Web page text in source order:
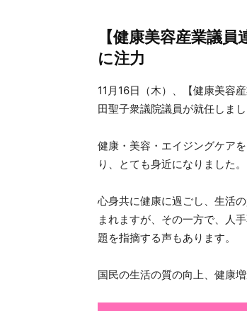
【健康美容産業議
に注力
11月16日（木）、【健康美容
田聖子衆議院議員が就任しまし
健康・美容・エイジングケア
り、とても身近になりました。
心身共に健康に過ごし、生活
まれますが、その一方で、人
題を指摘する声もあります。
国民の生活の質の向上、健康